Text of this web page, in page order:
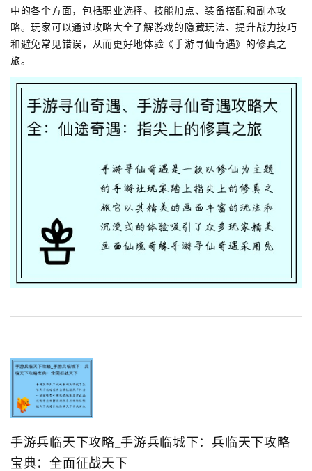
中的各个方面，包括职业选择、技能加点、装备搭配和副本攻
略。玩家可以通过攻略大全了解游戏的隐藏玩法、提升战力技巧
和避免常见错误，从而更好地体验《手游寻仙奇遇》的修真之
旅。
手游兵临天下攻略_手游兵临城下：兵临天下攻略
宝典：全面征战天下